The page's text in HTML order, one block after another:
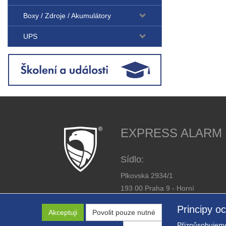
Akceptuji Povolit pouze nutné Principy
Boxy / Zdroje / Akumulátory
UPS
EXPRESS ALARM
Sídlo:
Plkovská 2934/1
193 00 Praha 9 - Horní
IČ: 26446863